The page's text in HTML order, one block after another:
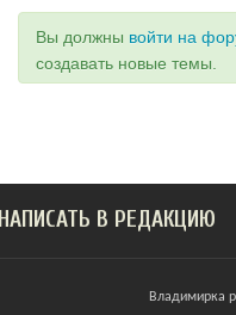
Вы должны войти на
создавать новые темы.
НАПИСАТЬ В РЕДАКЦИЮ
Владимирка